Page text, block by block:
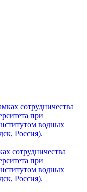
сотрудничества
при
водных
Россия).